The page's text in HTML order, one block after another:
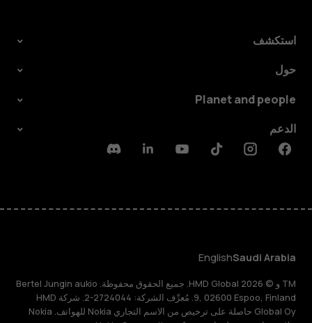
استكشف
حول
Planet and people
الدعم
Facebook
Instagram
Tiktok
Youtube
Linkedin
Discord
Saudi Arabia
English
TM و © 2026 HMD Global. جميع الحقوق محفوظة. Bertel Jungin aukio
9, 02600 Espoo, Finland. مُعرِّف الشركة: 2724044-2. شركة HMD
Global Oy حاصلة على ترخيص من الاسم التجاري Nokia للهواتف. Nokia